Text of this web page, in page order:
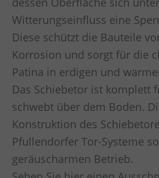
Witterungseinfluss eine
Diese schützt die Bauteile
Korrosion und sorgt für die
Patina in erdigen und
Das Schiebetor ist komplett
schwebt über dem Boden.
Konstruktion des
Pfullendorfer Tor-Systeme
geräuscharmen Betrieb.